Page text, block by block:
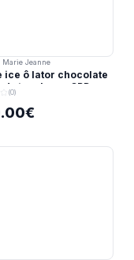
Marie Jeanne
ice ô lator chocolate
strawberry CBD
(0)